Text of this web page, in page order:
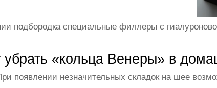
подбородка специальные филлеры с
убрать «кольца Венеры» в
появлении незначительных складок на шее